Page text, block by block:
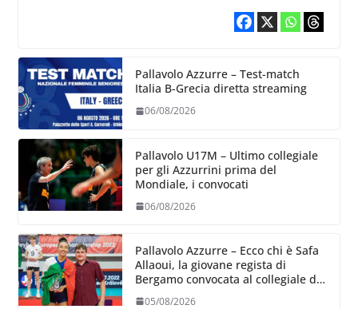
Pallavolo Azzurre – Test-match
Italia B-Grecia diretta streaming
06/08/2026
Pallavolo U17M – Ultimo collegiale
per gli Azzurrini prima del
Mondiale, i convocati
06/08/2026
Pallavolo Azzurre – Ecco chi è Safa
Allaoui, la giovane regista di
Bergamo convocata al collegiale di
Cavalese
05/08/2026